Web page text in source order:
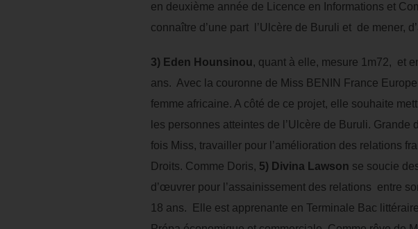
en deuxième année de Licence en Informations et
connaître d’une part l’Ulcère de Buruli et de mener,
3) Eden Hounsinou, quant à elle, mesure 1m72, et
ans. Avec la couronne de Miss BENIN France
femme africaine. A côté de ce projet, elle souhaite
les personnes atteintes de l’Ulcère de Buruli. Grande
fois Miss, travailler pour l’amélioration des relations
Droits. Comme Doris, 5) Divina Lawson se soucie
d’œuvrer pour l’assainissement des relations entre
18 ans. Elle est apprenante en Terminale Bac